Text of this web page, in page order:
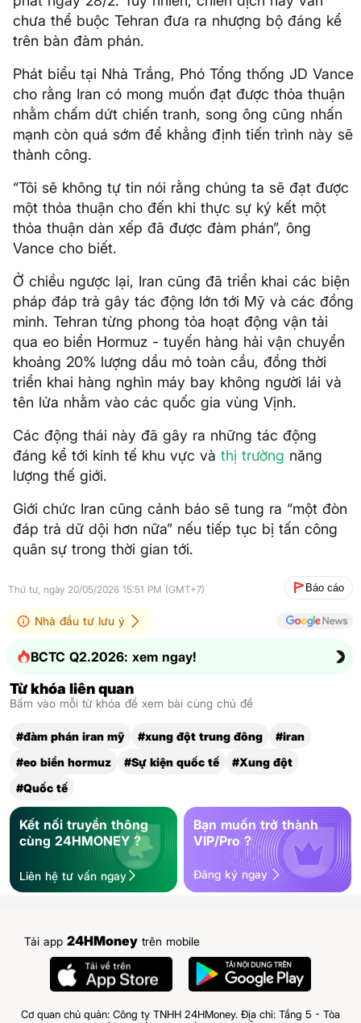
chưa thể buộc Tehran đưa ra nhượng bộ đáng kể
trên bàn đàm phán.
Phát biểu tại Nhà Trắng, Phó Tổng thống JD Vance
cho rằng Iran có mong muốn đạt được thỏa thuận
nhằm chấm dứt chiến tranh, song ông cũng nhấn
mạnh còn quá sớm để khẳng định tiến trình này sẽ
thành công.
“Tôi sẽ không tự tin nói rằng chúng ta sẽ đạt được
một thỏa thuận cho đến khi thực sự ký kết một
thỏa thuận dàn xếp đã được đàm phán”, ông
Vance cho biết.
Ở chiều ngược lại, Iran cũng đã triển khai các biện
pháp đáp trả gây tác động lớn tới Mỹ và các đồng
minh. Tehran từng phong tỏa hoạt động vận tải
qua eo biển Hormuz - tuyến hàng hải vận chuyển
khoảng 20% lượng dầu mỏ toàn cầu, đồng thời
triển khai hàng nghìn máy bay không người lái và
tên lửa nhằm vào các quốc gia vùng Vịnh.
Các động thái này đã gây ra những tác động
đáng kể tới kinh tế khu vực và thị trường năng
lượng thế giới.
Giới chức Iran cũng cảnh báo sẽ tung ra “một đòn
đáp trả dữ dội hơn nữa” nếu tiếp tục bị tấn công
quân sự trong thời gian tới.
Thứ tư, ngày 20/05/2026 15:51 PM (GMT+7) Báo cáo
Nhà đầu tư lưu ý
BCTC Q2.2026: xem ngay!
Từ khóa liên quan
Bấm vào mỗi từ khóa để xem bài cùng chủ đề
#đàm phán iran mỹ #xung đột trung đông
#iran
#eo biển hormuz
#Sự kiện quốc tế
#Xung đột
#Quốc tế
Kết nối truyền thông
cùng 24HMONEY ?
Liên hệ tư vấn ngay
Bạn muốn trở thành
VIP/Pro ?
Đăng ký ngay
Tải app 24HMoney trên mobile
Cơ quan chủ quản: Công ty TNHH 24HMoney. Địa chỉ: Tầng 5 - Tòa